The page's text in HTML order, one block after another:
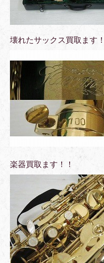
壊れたサックス買取ます！
楽器買取ます！！